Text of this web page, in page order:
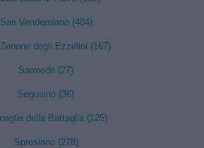
San Vendemiano (404)
degli Ezzelini (167)
Sarmede (27)
Segusino (36)
della Battaglia (125)
Spresiano (278)